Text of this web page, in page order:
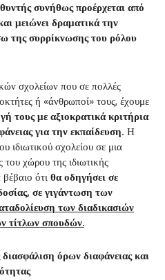
συνήθως προέρχεται από
μειώνει δραματικά την
της συρρίκνωσης του ρόλου
σχολείων που σε πολλές
ή «άνθρωποί» τους, έχουμε
τους με αξιοκρατικά κριτήρια
για την εκπαίδευση. Η
ιδιωτικού σχολείου σε μια
χώρου της ιδιωτικής
ότι θα οδηγήσει σε
σε γιγάντωση των
των διαδικασιών
τίτλων σπουδών.
όρων διαφάνειας και